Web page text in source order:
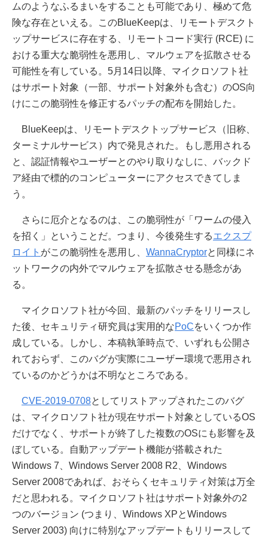
ムのようなふるまいをすることも可能であり、極めて危
険な存在といえる。このBlueKeepは、リモートデスクト
ップサービスに存在する、リモートコード実行 (RCE) に
おける重大な脆弱性を悪用し、マルウェアを拡散させる
可能性を有している。5月14日以降、マイクロソフト社
はサポート対象（一部、サポート対象外も含む）のOS向
けにこの脆弱性を修正するパッチの配布を開始した。
BlueKeepは、リモートデスクトップサービス（旧称、
ターミナルサービス）内で発見された。もし悪用される
と、認証情報やユーザーとのやり取りなしに、バックド
ア経由で標的のコンピューターにアクセスできてしま
う。
さらに厄介となるのは、この脆弱性が「ワームの侵入
を招く」ということだ。つまり、今後発生するエクスプ
ロイト がこの脆弱性を悪用し、 WannaCryptorと同様にネ
ットワークの内外でマルウェアを拡散させる懸念があ
る。
マイクロソフト社が今回、最新のパッチをリリースし
た後、セキュリティ研究員は実用的なPoCをいくつか作
成している。しかし、本稿執筆時点で、いずれも公開さ
れておらず、このバグが実際にユーザー環境で悪用され
ているのかどうかは不明なところである。
CVE-2019-0708としてリストアップされたこのバグ
は、マイクロソフト社が現在サポート対象としているOS
だけでなく、サポートが終了した複数のOSにも影響を及
ぼしている。自動アップデート機能が搭載された
Windows 7、Windows Server 2008 R2、Windows
Server 2008であれば、おそらくセキュリティ対策は万全
だと思われる。マイクロソフト社はサポート対象外の2
つのバージョン (つまり、Windows XPとWindows
Server 2003) 向けに特別なアップデートもリリースして